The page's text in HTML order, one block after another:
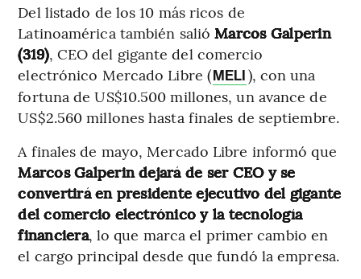
Del listado de los 10 más ricos de
Latinoamérica también salióMarcos Galperin
(319), CEO del gigante del comercio
electrónico Mercado Libre (MELI), con una
fortuna de US$10.500 millones, un avance de
US$2.560 millones hasta finales de septiembre.
A finales de mayo, Mercado Libre informó que
Marcos Galperin dejará de ser CEO y se
convertirá en presidente ejecutivo del gigante
del comercio electrónico y la tecnología
financiera, lo que marca el primer cambio en
el cargo principal desde que fundó la empresa.